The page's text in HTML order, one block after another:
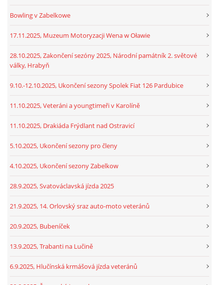
Bowling v Zabelkowe
17.11.2025, Muzeum Motoryzacji Wena w Oławie
28.10.2025, Zakončení sezóny 2025, Národní památník 2. světové
války, Hrabyň
9.10.-12.10.2025, Ukončení sezony Spolek Fiat 126 Pardubice
11.10.2025, Veteráni a youngtimeři v Karolíně
11.10.2025, Drakiáda Frýdlant nad Ostravicí
5.10.2025, Ukončení sezony pro členy
4.10.2025, Ukončení sezony Zabelkow
28.9.2025, Svatováclavská jízda 2025
21.9.2025, 14. Orlovský sraz auto-moto veteránů
20.9.2025, Bubeníček
13.9.2025, Trabanti na Lučině
6.9.2025, Hlučínská krmášová jízda veteránů